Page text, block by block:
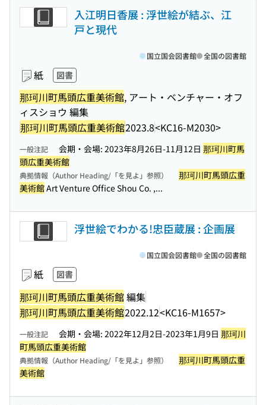
入江明日香展 : 浮世絵が結ぶ、江
戸と現代
紙 図書
那珂川町馬頭広重美術館, アート・ベンチャー・オフ
ィスショウ 編集
那珂川町馬頭広重美術館2023.8<KC16-M2030>
国立国会図書館 全国の図書館
一般注記 会期・会場: 2023年8月26日-11月12日 那珂川町馬
頭広重美術館
典拠情報（Author Heading/「を見よ」参照）
那珂川町馬頭広重
美術館Art Venture Office Shou Co. ,...
浮世絵でわかる!忠臣蔵展 : 企画展
紙 図書
那珂川町馬頭広重美術館編集
那珂川町馬頭広重美術館2022.12<KC16-M1657>
国立国会図書館 全国の図書館
一般注記 会期・会場: 2022年12月2日-2023年1月9日 那珂川
町馬頭広重美術館
典拠情報（Author Heading/「を見よ」参照）
那珂川町馬頭広重
美術館